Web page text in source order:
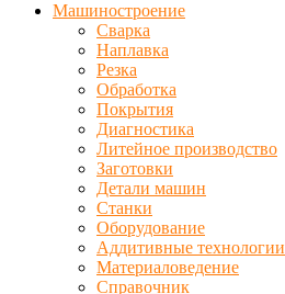
Машиностроение
Сварка
Наплавка
Резка
Обработка
Покрытия
Диагностика
Литейное производство
Заготовки
Детали машин
Станки
Оборудование
Аддитивные технологии
Материаловедение
Справочник